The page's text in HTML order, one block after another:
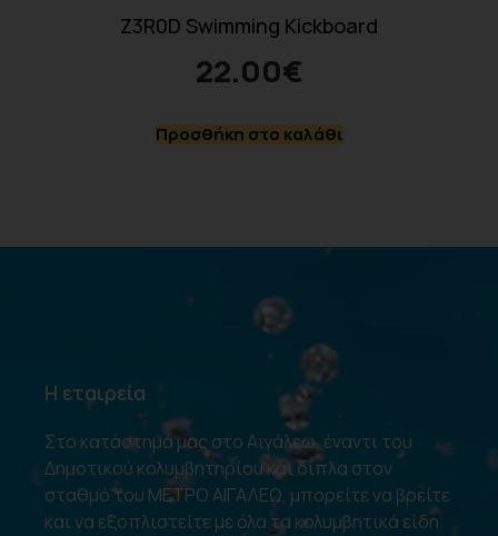
Z3R0D Swimming Kickboard
22.00€
Προσθήκη στο καλάθι
Η εταιρεία
Στο κατάστημά μας στο Αιγάλεω, έναντι του
Δημοτικού κολυμβητηρίου και δίπλα στον
σταθμό του ΜΕΤΡΟ ΑΙΓΑΛΕΩ, μπορείτε να βρείτε
και να εξοπλιστείτε με όλα τα κολυμβητικά είδη.